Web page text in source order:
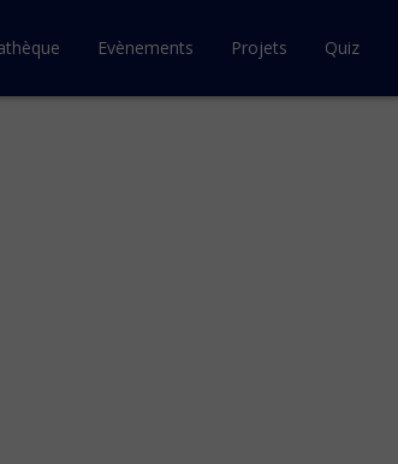
Evènements Projets Quiz